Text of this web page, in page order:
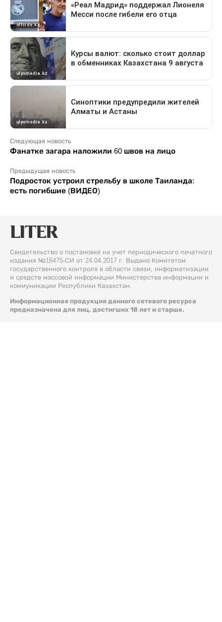
Следующая новость
Фанатке загара наложили 60 швов на лицо
Предыдущая новость
Подросток устроил стрельбу в школе Таиланда:
есть погибшие (ВИДЕО)
Свидетельство о постановке на учет периодического печатного
издания №16475-СИ от 24.04.2017 г. Выдано Комитетом
государственного контроля в области связи, информатизации
и средств массовой информации Министерства информации и
коммуникации Республики Казахстан.
Информационная продукция данного сетевого ресурса
предназначена для лиц, достигших 18 лет и старше.